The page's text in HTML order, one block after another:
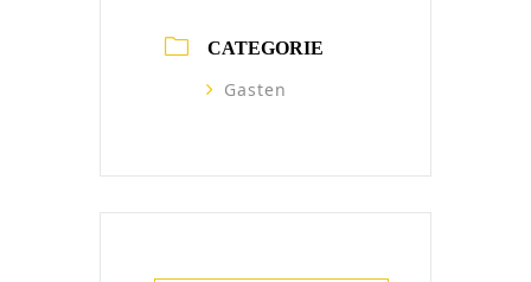
CATEGORIE
Gasten